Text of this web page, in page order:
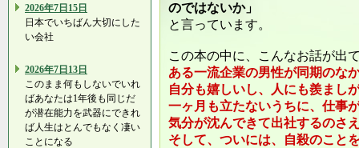
2026年7日15日
日本でいちばん大切にした
い会社
2026年7日13日
このまま何もしないでいれ
ばあなたは1年後も同じだ
が潜在能力を武器にできれ
ば人生はとんでもなく凄い
ことになる
のではないか」
と言っています。
この本の中に、こんなお話が出
ある一流企業の男性が同期のな
自分も嬉しいし、人にも羨まし
一ヶ月も立たないうちに、仕事
気分が沈んできて出社するのさ
そして、ついには、自殺のこと